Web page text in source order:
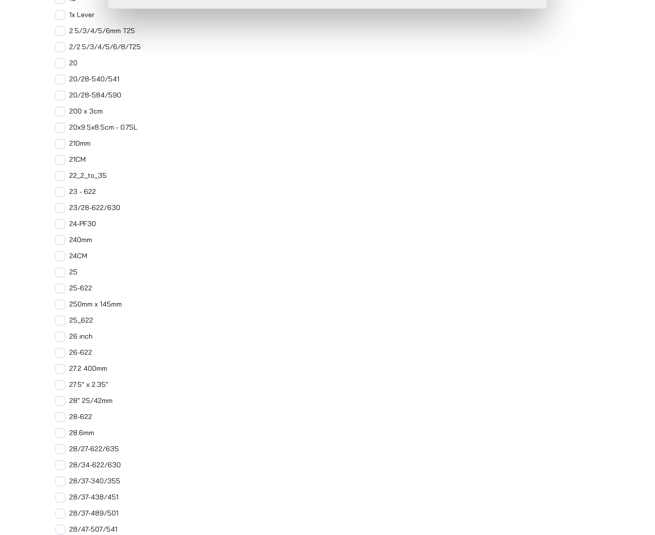
1x Lever
2.5/3/4/5/6mm T25
2/2.5/3/4/5/6/8/T25
20
20/28-540/541
20/28-584/590
200 x 3cm
20x9.5x8.5cm - 0.75L
210mm
21CM
22_2_to_35
23 - 622
23/28-622/630
24-PF30
240mm
24CM
25
25-622
250mm x 145mm
25_622
26 inch
26-622
27.2 400mm
27.5" x 2.35"
28" 25/42mm
28-622
28.6mm
28/27-622/635
28/34-622/630
28/37-340/355
28/37-438/451
28/37-489/501
28/47-507/541